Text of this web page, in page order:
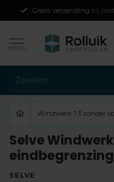
Gratis verzending bij
MENU
Windwerk 1:3 zonder
Selve
eindbegrenzing
SELVE